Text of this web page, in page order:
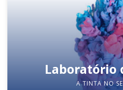
Laboratório
A TINTA NO